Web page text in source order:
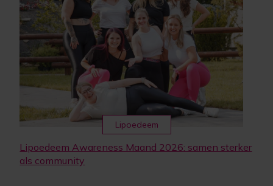
Lipoedeem
Lipoedeem Awareness Maand 2026: samen sterker
als community